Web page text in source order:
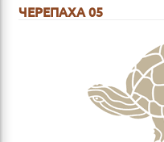
ЧЕРЕПАХА 05